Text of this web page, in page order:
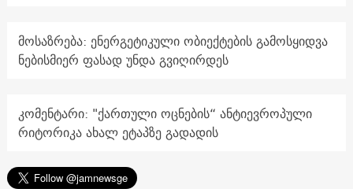
მოსაზრება: ენერგეტიკული ობიექტების გამოსყიდვა
ნებისმიერ ფასად უნდა გვიღირდეს
კომენტარი: "ქართული ოცნების“ ანტიევროპული
რიტორიკა ახალ ეტაპზე გადადის